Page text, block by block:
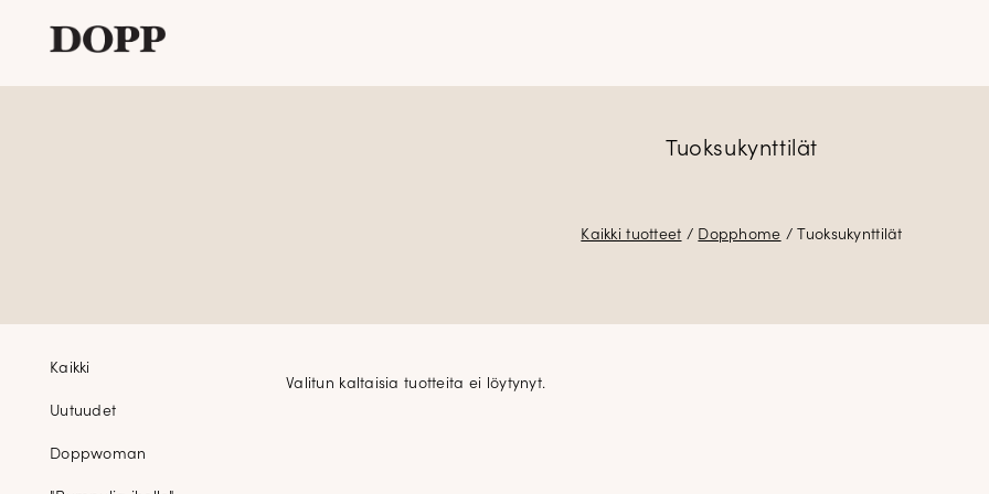
Tuoksukynttilät
Kaikki tuotteet / Dopphome / Tuoksukynttilät
Valitun kaltaisia tuotteita ei löytynyt.
Tuoteosastot
Kaikki
Uutuudet
Doppwoman